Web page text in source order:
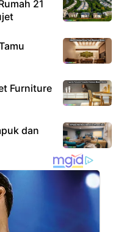
21
Furniture
dan